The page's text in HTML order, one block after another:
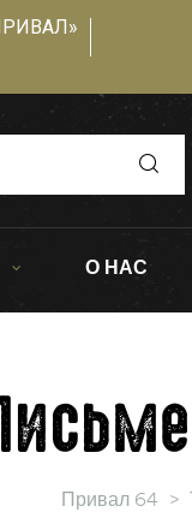
О НАС
Привал 64 >